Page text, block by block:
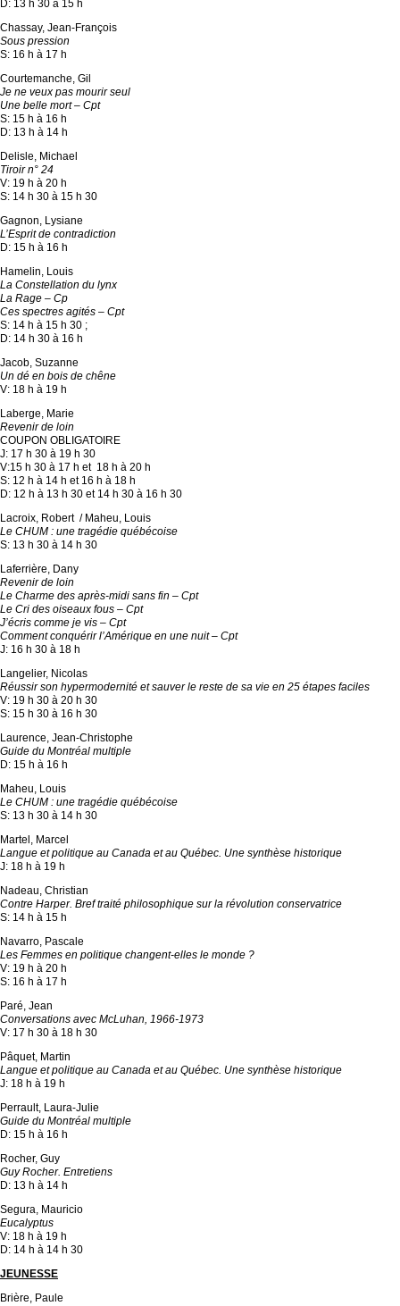
D: 13 h 30 à 15 h
Chassay, Jean-François
Sous pression
S: 16 h à 17 h
Courtemanche, Gil
Je ne veux pas mourir seul
Une belle mort – Cpt
S: 15 h à 16 h
D: 13 h à 14 h
Delisle, Michael
Tiroir n° 24
V: 19 h à 20 h
S: 14 h 30 à 15 h 30
Gagnon, Lysiane
L’Esprit de contradiction
D: 15 h à 16 h
Hamelin, Louis
La Constellation du lynx
La Rage – Cp
Ces spectres agités – Cpt
S: 14 h à 15 h 30 ;
D: 14 h 30 à 16 h
Jacob, Suzanne
Un dé en bois de chêne
V: 18 h à 19 h
Laberge, Marie
Revenir de loin
COUPON OBLIGATOIRE
J: 17 h 30 à 19 h 30
V:15 h 30 à 17 h et 18 h à 20 h
S: 12 h à 14 h et 16 h à 18 h
D: 12 h à 13 h 30 et 14 h 30 à 16 h 30
Lacroix, Robert / Maheu, Louis
Le CHUM : une tragédie québécoise
S: 13 h 30 à 14 h 30
Laferrière, Dany
Revenir de loin
Le Charme des après-midi sans fin – Cpt
Le Cri des oiseaux fous – Cpt
J’écris comme je vis – Cpt
Comment conquérir l’Amérique en une nuit – Cpt
J: 16 h 30 à 18 h
Langelier, Nicolas
Réussir son hypermodernité et sauver le reste de sa vie en 25 étapes faciles
V: 19 h 30 à 20 h 30
S: 15 h 30 à 16 h 30
Laurence, Jean-Christophe
Guide du Montréal multiple
D: 15 h à 16 h
Maheu, Louis
Le CHUM : une tragédie québécoise
S: 13 h 30 à 14 h 30
Martel, Marcel
Langue et politique au Canada et au Québec. Une synthèse historique
J: 18 h à 19 h
Nadeau, Christian
Contre Harper. Bref traité philosophique sur la révolution conservatrice
S: 14 h à 15 h
Navarro, Pascale
Les Femmes en politique changent-elles le monde ?
V: 19 h à 20 h
S: 16 h à 17 h
Paré, Jean
Conversations avec McLuhan, 1966-1973
V: 17 h 30 à 18 h 30
Pâquet, Martin
Langue et politique au Canada et au Québec. Une synthèse historique
J: 18 h à 19 h
Perrault, Laura-Julie
Guide du Montréal multiple
D: 15 h à 16 h
Rocher, Guy
Guy Rocher. Entretiens
D: 13 h à 14 h
Segura, Mauricio
Eucalyptus
V: 18 h à 19 h
D: 14 h à 14 h 30
JEUNESSE
Brière, Paule